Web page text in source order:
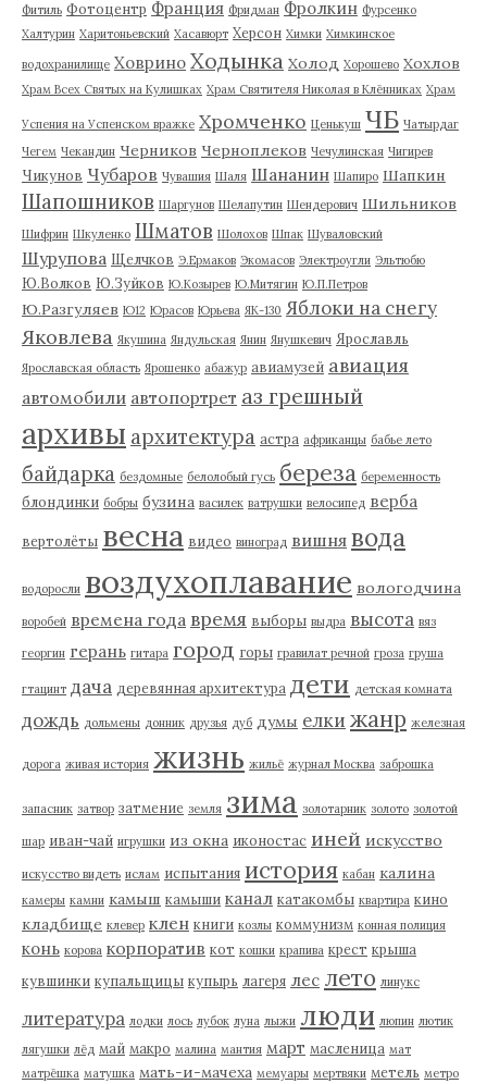
Фитиль Фотоцентр Франция Фридман Фролкин Фурсенко
Халтурин Харитоньевский Хасавюрт Херсон Химки Химкинское
водохранилище Ховрино Ходынка Холод Хорошево Хохлов
Храм Всех Святых на Кулишках Храм Святителя Николая в Клённиках Храм
Успения на Успенском вражке Хромченко Ценькуш ЧБ Чатырдаг
Чегем Чекандин Черников Черноплеков Чечулинская Чигирев
Чикунов Чубаров Чувашия Шаля Шананин Шапиро Шапкин
Шапошников Шаргунов Шелапутин Шендерович Шильников
Шифрин Шкуленко Шматов Шолохов Шпак Шуваловский
Шурупова Щелчков Э.Ермаков Экомасов Электроугли Эльтюбю
Ю.Волков Ю.Зуйков Ю.Козырев Ю.Митягин Ю.П.Петров
Ю.Разгуляев Ю12 Юрасов Юрьева ЯК-130 Яблоки на снегу
Яковлева Якушина Яндульская Янин Янушкевич Ярославль
Ярославская область Ярошенко абажур авиамузей авиация
автомобили автопортрет аз грешный
архивы архитектура астра африканцы бабье лето
байдарка бездомные белолобый гусь береза беременность
блондинки бобры бузина василек ватрушки велосипед верба
вертолёты весна видео виноград вишня вода
водоросли воздухоплавание вологодчина
воробей времена года время выборы выдра высота вяз
георгин герань гитара город горы гравилат речной гроза груша
гтацинт дача деревянная архитектура дети детская комната
дождь дольмены донник друзья дуб думы елки жанр железная
дорога живая история жизнь жильё журнал Москва заброшка
запасник затвор затмение земля зима золотарник золото золотой
шар иван-чай игрушки из окна иконостас иней искусство
искусство видеть ислам испытания история кабан калина
камеры камни камыш камыши канал катакомбы квартира кино
кладбище клевер клен книги козлы коммунизм конная полиция
конь корова корпоратив кот кошки крапива крест крыша
кувшинки купальщицы купырь лагеря лес лето линукс
литература лодки лось лубок луна лыжи люди люпин лютик
лягушки лёд май макро малина мантия март масленица мат
матрёшка матушка мать-и-мачеха мемуары мертвяки метель метро